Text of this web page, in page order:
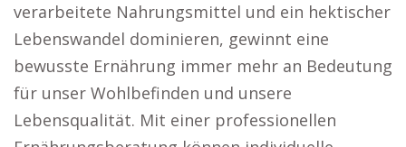
verarbeitete Nahrungsmittel und ein hektischer
Lebenswandel dominieren, gewinnt eine
bewusste Ernährung immer mehr an Bedeutung
für unser Wohlbefinden und unsere
Lebensqualität. Mit einer professionellen